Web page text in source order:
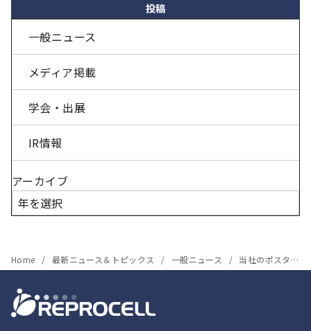
投稿
一般ニュース
メディア掲載
学会・出展
IR情報
アーカイブ
Home 最新ニュース＆トピックス 一般ニュース 当社のポスターがBest Poster 2009を受賞しました。